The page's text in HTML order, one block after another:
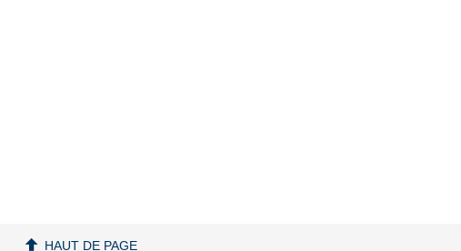
HAUT DE PAGE